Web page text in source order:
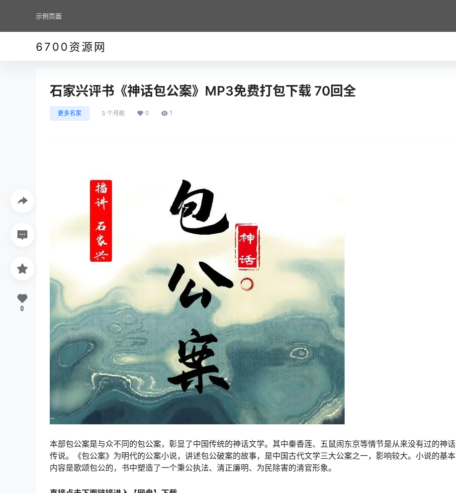
示例页面
6700资源网
石家兴评书《神话包公案》MP3免费打包下载 70回全
更多名家 3 个月前 0 1
本部包公案是与众不同的包公案，彰显了中国传统的神话文学。其中秦香莲、五鼠闹东京等情节是从来没有过的神话
传说。《包公案》为明代的公案小说，讲述包公破案的故事，是中国古代文学三大公案之一，影响较大。小说的基本
内容是歌颂包公的，书中塑造了一个秉公执法、清正廉明、为民除害的清官形象。
0